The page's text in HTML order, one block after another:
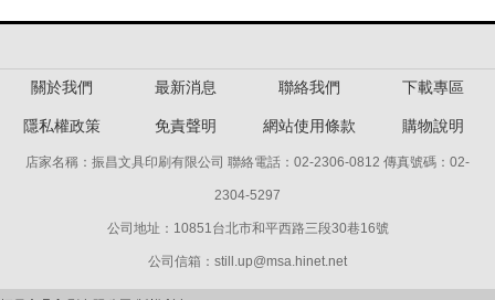
關於我們 最新消息 聯絡我們 下載專區
隱私權政策 免責聲明 網站使用條款 購物說明
店家名稱：振昌文具印刷有限公司 聯絡電話：02-2306-0812 傳真號碼：02-
2304-5297
公司地址：10851台北市和平西路三段30巷16號
公司信箱：still.up@msa.hinet.net